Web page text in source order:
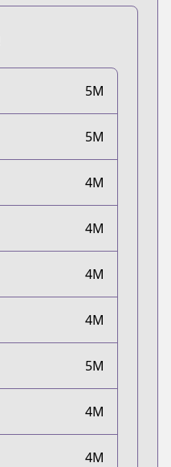
5M
5M
4M
4M
4M
4M
5M
4M
4M